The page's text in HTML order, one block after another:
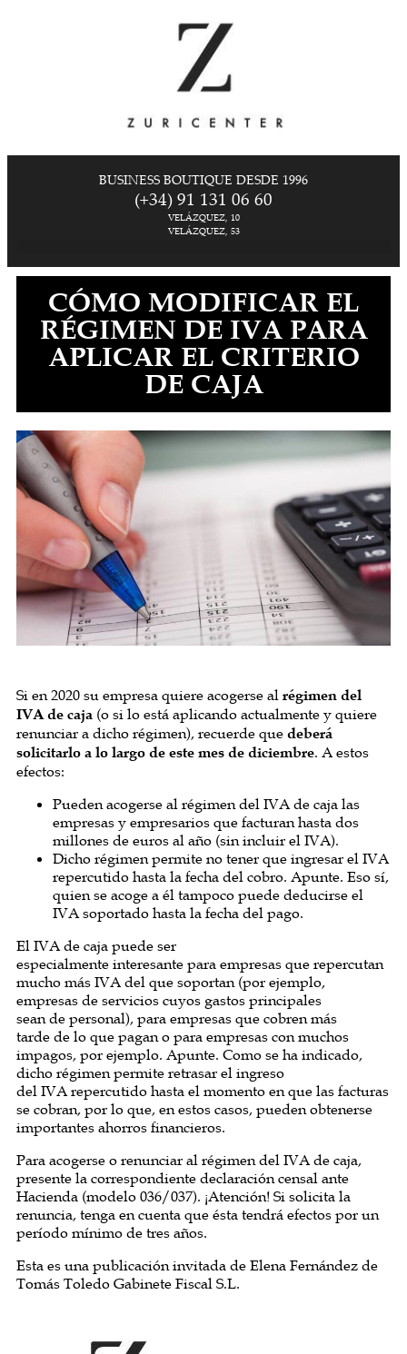
BUSINESS BOUTIQUE DESDE 1996
(+34) 91 131 06 60
VELÁZQUEZ, 10
VELÁZQUEZ, 53
CÓMO MODIFICAR EL
RÉGIMEN DE IVA PARA
APLICAR EL CRITERIO
DE CAJA
Si en 2020 su empresa quiere acogerse al régimen del
IVA de caja (o si lo está aplicando actualmente y quiere
renunciar a dicho régimen), recuerde que deberá
solicitarlo a lo largo de este mes de diciembre. A estos
efectos:
Pueden acogerse al régimen del IVA de caja las
empresas y empresarios que facturan hasta dos
millones de euros al año (sin incluir el IVA).
Dicho régimen permite no tener que ingresar el IVA
repercutido hasta la fecha del cobro. Apunte. Eso sí,
quien se acoge a él tampoco puede deducirse el
IVA soportado hasta la fecha del pago.
El IVA de caja puede ser
especialmente interesante para empresas que repercutan
mucho más IVA del que soportan (por ejemplo,
empresas de servicios cuyos gastos principales
sean de personal), para empresas que cobren más
tarde de lo que pagan o para empresas con muchos
impagos, por ejemplo. Apunte. Como se ha indicado,
dicho régimen permite retrasar el ingreso
del IVA repercutido hasta el momento en que las facturas
se cobran, por lo que, en estos casos, pueden obtenerse
importantes ahorros financieros.
Para acogerse o renunciar al régimen del IVA de caja,
presente la correspondiente declaración censal ante
Hacienda (modelo 036/037). ¡Atención! Si solicita la
renuncia, tenga en cuenta que ésta tendrá efectos por un
período mínimo de tres años.
Esta es una publicación invitada de Elena Fernández de
Tomás Toledo Gabinete Fiscal S.L.